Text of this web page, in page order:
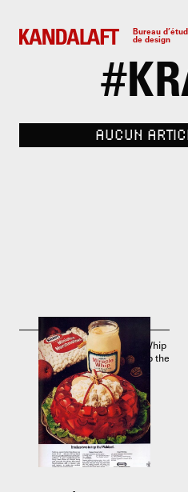
Bureau
de design
#
AUCUN
Publicité pour Miracle Whip
et guimauves Kraft - Top the
Waldorf
1972